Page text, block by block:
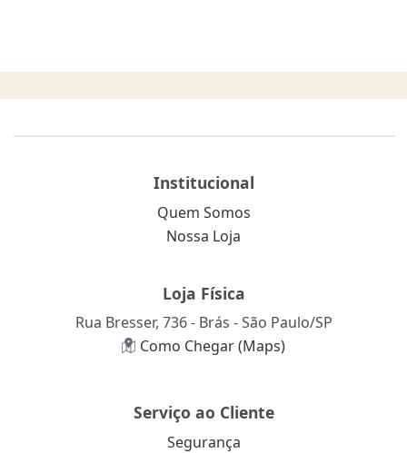
Institucional
Quem Somos
Nossa Loja
Loja Física
Rua Bresser, 736 - Brás - São Paulo/SP
Como Chegar (Maps)
Serviço ao Cliente
Segurança